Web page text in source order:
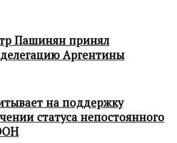
Пашинян принял
Аргентины
на поддержку
статуса непостоянного